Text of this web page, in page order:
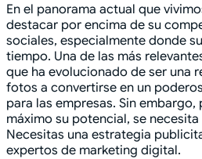
En el panorama actual que
destacar por encima de su
sociales, especialmente donde
tiempo. Una de las más
que ha evolucionado de ser una
fotos a convertirse en un
para las empresas. Sin embargo,
máximo su potencial, se
Necesitas una estrategia
expertos de marketing digital.